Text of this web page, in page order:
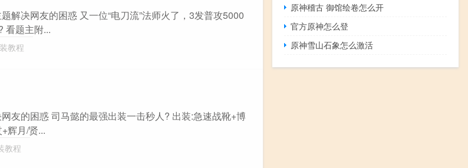
解决网友的困惑 又一位“电刀流”法师火了，3发普攻5000
看题主附...
教程
友的困惑 司马懿的最强出装一击秒人? 出装:急速战靴+博
辉月/贤...
教程
原神稽古 御馆绘卷怎么开
官方原神怎么登
原神雪山石象怎么激活